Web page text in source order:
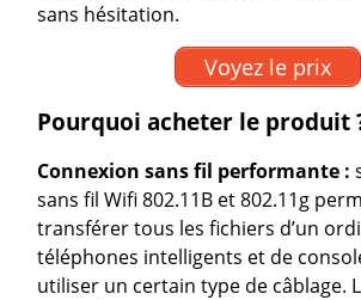
sans hésitation.
Voyez le prix
Pourquoi acheter le produit
Connexion sans fil performante :
sans fil Wifi 802.11B et 802.11g
transférer tous les fichiers d’un
téléphones intelligents et de
utiliser un certain type de câblage.